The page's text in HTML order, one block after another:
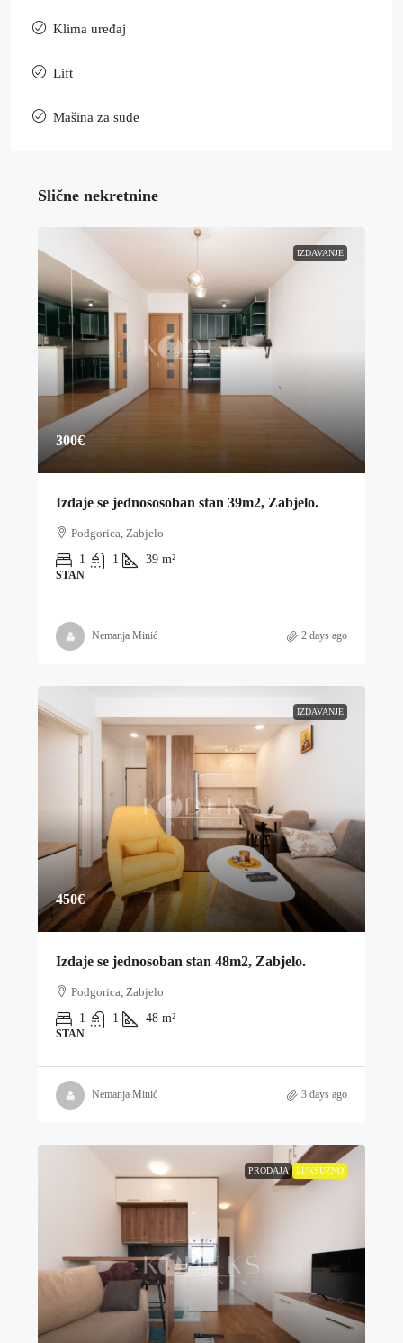
Klima uređaj
Lift
Mašina za suđe
Slične nekretnine
IZDAVANJE
300€
Izdaje se jednososoban stan 39m2, Zabjelo.
Podgorica, Zabjelo
1
1 39 m²
STAN
Nemanja Minić 2 days ago
IZDAVANJE
450€
Izdaje se jednosoban stan 48m2, Zabjelo.
Podgorica, Zabjelo
1
1 48 m²
STAN
Nemanja Minić 3 days ago
PRODAJA LUKSUZNO